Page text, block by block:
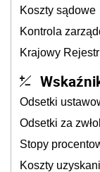
Koszty sądowe
Kontrola
Krajowy
Odsetki
Odsetki za
Stopy
Koszty